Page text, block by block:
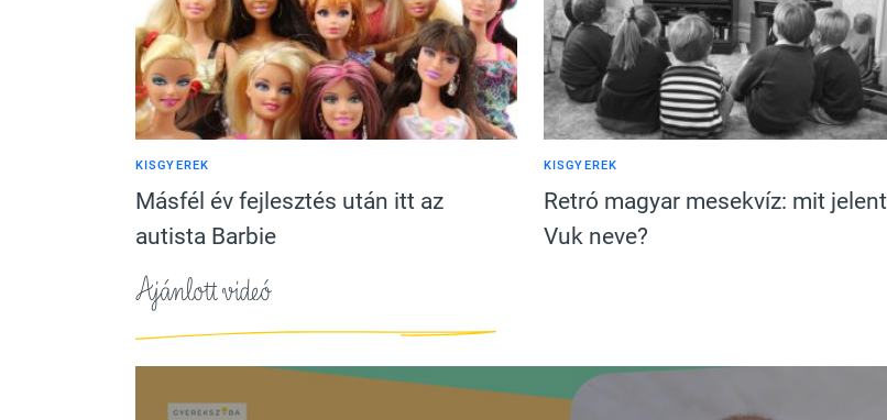
KISGYEREK
Másfél év fejlesztés után itt az
autista Barbie
KISGYEREK
Retró magyar mesekvíz: mit jelent
Vuk neve?
Ajánlott videó